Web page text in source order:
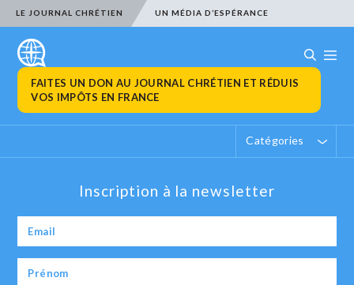
LE JOURNAL CHRÉTIEN UN MÉDIA D’ESPÉRANCE
FAITES UN DON AU JOURNAL CHRÉTIEN ET RÉDUIS
VOS IMPÔTS EN FRANCE
Catégories
Inscription à la newsletter